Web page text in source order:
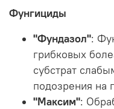
Фунгициды
"Фундазол":
грибковых
субстрат
подозрения на
"Максим":